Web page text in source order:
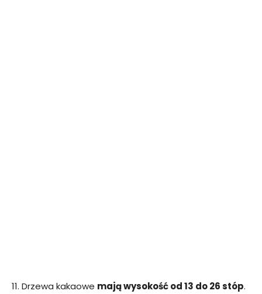
11. Drzewa kakaowe mają wysokość od 13 do 26 stóp.